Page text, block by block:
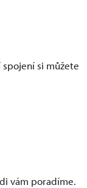
si můžete
vám poradíme.